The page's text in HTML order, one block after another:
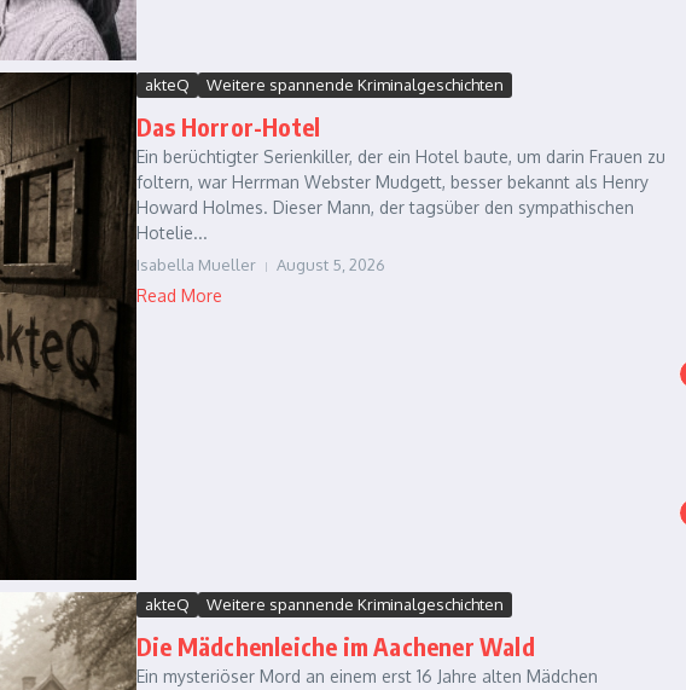
akteQ Weitere spannende Kriminalgeschichten
Das Horror-Hotel
Ein berüchtigter Serienkiller, der ein Hotel baute, um darin Frauen zu
foltern, war Herrman Webster Mudgett, besser bekannt als Henry
Howard Holmes. Dieser Mann, der tagsüber den sympathischen
Hotelie...
Isabella Mueller August 5, 2026
Read More
akteQ Weitere spannende Kriminalgeschichten
Die Mädchenleiche im Aachener Wald
Ein mysteriöser Mord an einem erst 16 Jahre alten Mädchen